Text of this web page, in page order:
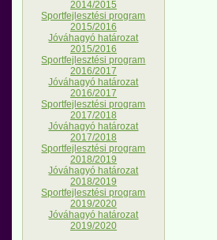
2014/2015
Sportfejlesztési program
2015/2016
Jóváhagyó határozat
2015/2016
Sportfejlesztési program
2016/2017
Jóváhagyó határozat
2016/2017
Sportfejlesztési program
2017/2018
Jóváhagyó határozat
2017/2018
Sportfejlesztési program
2018/2019
Jóváhagyó határozat
2018/2019
Sportfejlesztési program
2019/2020
Jóváhagyó határozat
2019/2020